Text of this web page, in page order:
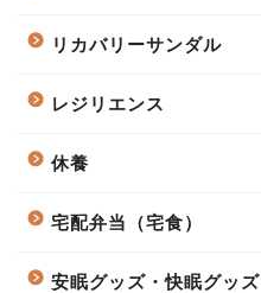
リカバリーサンダル
レジリエンス
休養
宅配弁当（宅食）
安眠グッズ・快眠グッズ